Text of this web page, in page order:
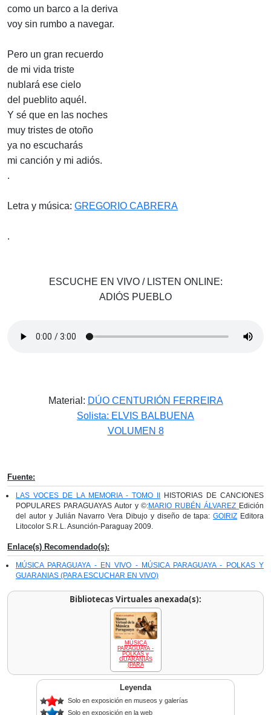
como un barco a la deriva
voy sin rumbo a navegar.
Pero un gran recuerdo
de mi vida triste
nublará ese cielo
del pueblito aquél.
Y sé que en las noches
muy tristes de otoño
ya no escucharás
mi canción y mi adiós.
.
Letra y música: GREGORIO CABRERA
.
ESCUCHE EN VIVO / LISTEN ONLINE:
ADIÓS PUEBLO
Material: DÚO CENTURIÓN FERREIRA
Solista: ELVIS BALBUENA
VOLUMEN 8
Fuente:
LAS VOCES DE LA MEMORIA - TOMO II
HISTORIAS DE CANCIONES
POPULARES PARAGUAYAS Autor y ©:MARIO RUBÉN ÁLVAREZ Edición
del autor y Julián Navarro Vera Dibujo y diseño de tapa:GOIRIZ Editora
Litocolor S.R.L. Asunción-Paraguay 2009.
Enlace(s) Recomendado(s):
MÚSICA PARAGUAYA - EN VIVO - MÚSICA PARAGUAYA - POLKAS Y
GUARANIAS (PARA ESCUCHAR EN VIVO)
Bibliotecas Virtuales anexada(s):
MÚSICA
PARAGUAYA -
POLKAS y
GUARANIAS
(PARA
Leyenda
Solo en exposición en museos y galerías
Solo en exposición en la web